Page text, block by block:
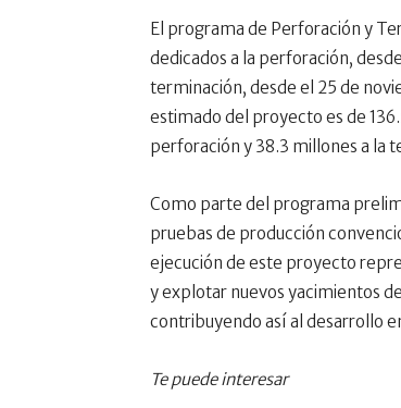
El programa de Perforación y
dedicados a la perforación,
terminación, desde el 25 de
estimado del proyecto es de
perforación y 38.3 millones a la
Como parte del programa
pruebas de producción
ejecución de este proyecto
y explotar nuevos yacimientos
contribuyendo así al desarrollo
Te puede interesar